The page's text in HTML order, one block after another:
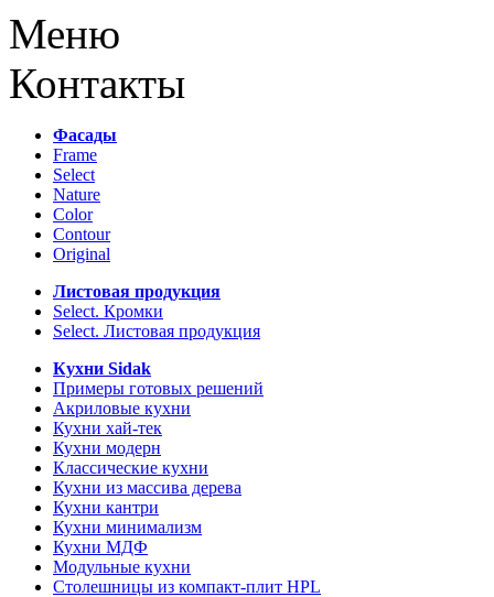
Меню
Контакты
Фасады
Frame
Select
Nature
Color
Contour
Original
Листовая продукция
Select. Кромки
Select. Листовая продукция
Кухни Sidak
Примеры готовых решений
Акриловые кухни
Кухни хай-тек
Кухни модерн
Классические кухни
Кухни из массива дерева
Кухни кантри
Кухни минимализм
Кухни МДФ
Модульные кухни
Столешницы из компакт-плит HPL